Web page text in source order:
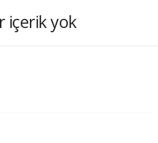
içerik yok